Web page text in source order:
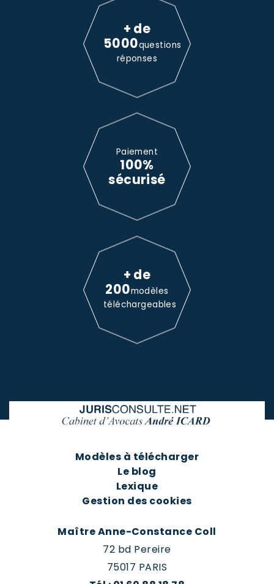
+ de
5000questions
réponses
Paiement
100%
sécurisé
+ de
200modèles
téléchargeables
Modèles à télécharger
Le blog
Lexique
Gestion des cookies
Maître Anne-Constance Coll
72 bd Pereire
75017 PARIS